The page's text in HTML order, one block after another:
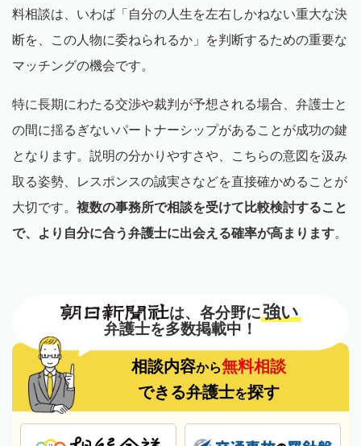
料相談は、いわば「自分の人生を左右しかねない重大な決
断を、この人物に委ねられるか」を判断するための重要な
マッチングの機会です。
特に長期にわたる交渉や裁判が予想される場合、弁護士と
の間に揺るぎないパートナーシップがあることが成功の鍵
となります。説明の分かりやすさや、こちらの意図を汲み
取る姿勢、レスポンスの誠実さなどを直接確かめることが
大切です。 複数の事務所で相談を受けて比較検討すること
で、より自分に合う弁護士に出会える確率が高まります。
は、各分野に強い
弁護士を多数掲載中！
相談内容から無料相談
できる弁護士を探す